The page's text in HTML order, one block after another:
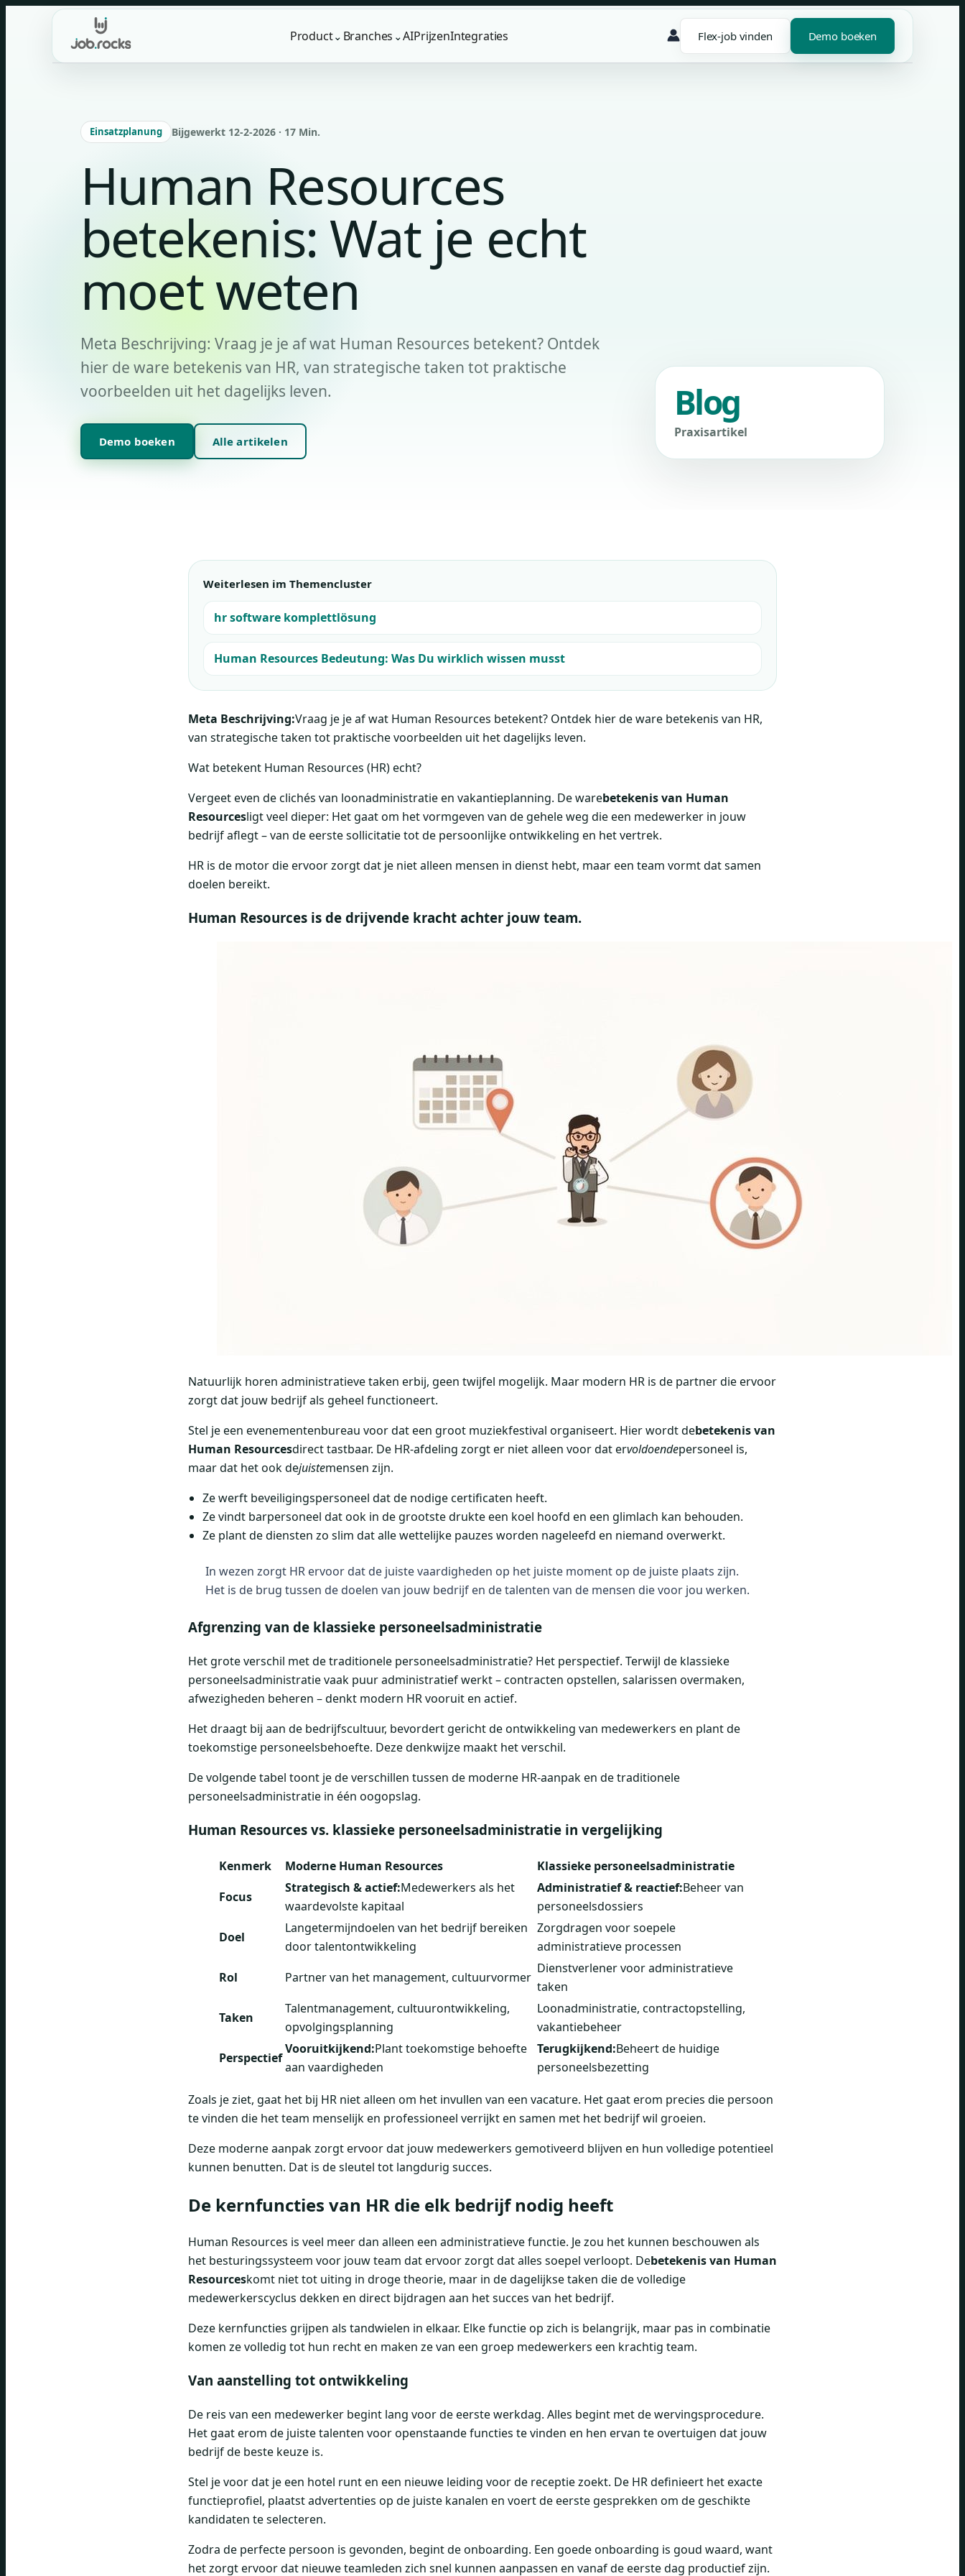
Product⌄ Branches ⌄AIPrijzenIntegraties Flex-job vinden Demo boeken
Einsatzplanung Bijgewerkt 12-2-2026 · 17 Min.
Human Resources
betekenis: Wat je echt
moet weten
Meta Beschrijving: Vraag je je af wat Human Resources betekent? Ontdek
hier de ware betekenis van HR, van strategische taken tot praktische
voorbeelden uit het dagelijks leven.
Demo boeken Alle artikelen
Blog
Praxisartikel
Weiterlesen im Themencluster
hr software komplettlösung
Human Resources Bedeutung: Was Du wirklich wissen musst
Meta Beschrijving:Vraag je je af wat Human Resources betekent? Ontdek hier de ware betekenis van HR,
van strategische taken tot praktische voorbeelden uit het dagelijks leven.
Wat betekent Human Resources (HR) echt?
Vergeet even de clichés van loonadministratie en vakantieplanning. De warebetekenis van Human
Resourcesligt veel dieper: Het gaat om het vormgeven van de gehele weg die een medewerker in jouw
bedrijf aflegt – van de eerste sollicitatie tot de persoonlijke ontwikkeling en het vertrek.
HR is de motor die ervoor zorgt dat je niet alleen mensen in dienst hebt, maar een team vormt dat samen
doelen bereikt.
Human Resources is de drijvende kracht achter jouw team.
Natuurlijk horen administratieve taken erbij, geen twijfel mogelijk. Maar modern HR is de partner die ervoor
zorgt dat jouw bedrijf als geheel functioneert.
Stel je een evenementenbureau voor dat een groot muziekfestival organiseert. Hier wordt debetekenis van
Human Resourcesdirect tastbaar. De HR-afdeling zorgt er niet alleen voor dat ervoldoendepersoneel is,
maar dat het ook dejuistemensen zijn.
Ze werft beveiligingspersoneel dat de nodige certificaten heeft.
Ze vindt barpersoneel dat ook in de grootste drukte een koel hoofd en een glimlach kan behouden.
Ze plant de diensten zo slim dat alle wettelijke pauzes worden nageleefd en niemand overwerkt.
In wezen zorgt HR ervoor dat de juiste vaardigheden op het juiste moment op de juiste plaats zijn.
Het is de brug tussen de doelen van jouw bedrijf en de talenten van de mensen die voor jou werken.
Afgrenzing van de klassieke personeelsadministratie
Het grote verschil met de traditionele personeelsadministratie? Het perspectief. Terwijl de klassieke
personeelsadministratie vaak puur administratief werkt – contracten opstellen, salarissen overmaken,
afwezigheden beheren – denkt modern HR vooruit en actief.
Het draagt bij aan de bedrijfscultuur, bevordert gericht de ontwikkeling van medewerkers en plant de
toekomstige personeelsbehoefte. Deze denkwijze maakt het verschil.
De volgende tabel toont je de verschillen tussen de moderne HR-aanpak en de traditionele
personeelsadministratie in één oogopslag.
Human Resources vs. klassieke personeelsadministratie in vergelijking
Kenmerk Moderne Human Resources
Klassieke personeelsadministratie
Focus
Strategisch & actief:Medewerkers als het
waardevolste kapitaal
Administratief & reactief:Beheer van
personeelsdossiers
Doel
Langetermijndoelen van het bedrijf bereiken
door talentontwikkeling
Zorgdragen voor soepele
administratieve processen
Rol
Partner van het management, cultuurvormer
Dienstverlener voor administratieve
taken
Taken
Talentmanagement, cultuurontwikkeling,
opvolgingsplanning
Loonadministratie, contractopstelling,
vakantiebeheer
Perspectief
Vooruitkijkend:Plant toekomstige behoefte
aan vaardigheden
Terugkijkend:Beheert de huidige
personeelsbezetting
Zoals je ziet, gaat het bij HR niet alleen om het invullen van een vacature. Het gaat erom precies die persoon
te vinden die het team menselijk en professioneel verrijkt en samen met het bedrijf wil groeien.
Deze moderne aanpak zorgt ervoor dat jouw medewerkers gemotiveerd blijven en hun volledige potentieel
kunnen benutten. Dat is de sleutel tot langdurig succes.
De kernfuncties van HR die elk bedrijf nodig heeft
Human Resources is veel meer dan alleen een administratieve functie. Je zou het kunnen beschouwen als
het besturingssysteem voor jouw team dat ervoor zorgt dat alles soepel verloopt. Debetekenis van Human
Resourceskomt niet tot uiting in droge theorie, maar in de dagelijkse taken die de volledige
medewerkerscyclus dekken en direct bijdragen aan het succes van het bedrijf.
Deze kernfuncties grijpen als tandwielen in elkaar. Elke functie op zich is belangrijk, maar pas in combinatie
komen ze volledig tot hun recht en maken ze van een groep medewerkers een krachtig team.
Van aanstelling tot ontwikkeling
De reis van een medewerker begint lang voor de eerste werkdag. Alles begint met de wervingsprocedure.
Het gaat erom de juiste talenten voor openstaande functies te vinden en hen ervan te overtuigen dat jouw
bedrijf de beste keuze is.
Stel je voor dat je een hotel runt en een nieuwe leiding voor de receptie zoekt. De HR definieert het exacte
functieprofiel, plaatst advertenties op de juiste kanalen en voert de eerste gesprekken om de geschikte
kandidaten te selecteren.
Zodra de perfecte persoon is gevonden, begint de onboarding. Een goede onboarding is goud waard, want
het zorgt ervoor dat nieuwe teamleden zich snel kunnen aanpassen en vanaf de eerste dag productief zijn.